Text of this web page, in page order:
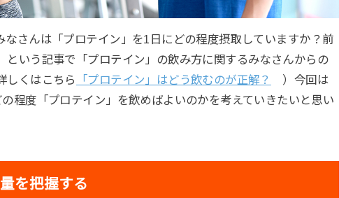
なさんは「プロテイン」を1日にどの程度摂取していますか？前
という記事で「プロテイン」の飲み方に関するみなさんからの
しくはこちら
「プロテイン」はどう飲むのが正解？
）今回は
程度「プロテイン」を飲めばよいのかを考えていきたいと思い
を把握する